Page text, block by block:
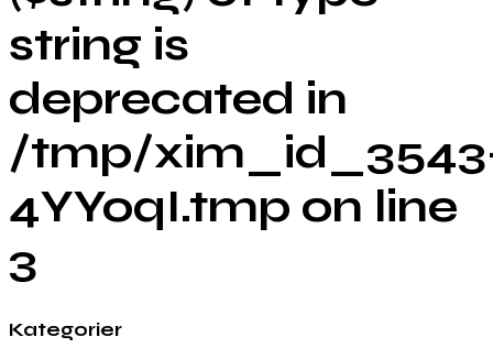
string is
deprecated in
/tmp/
4YYoqI.tmp on line
3
Kategorier